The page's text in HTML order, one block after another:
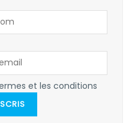
et les conditions